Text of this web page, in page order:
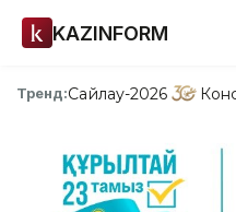
KAZINFORM
Тренд:Сайлау-2026